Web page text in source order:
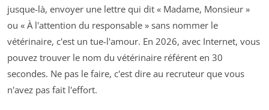
jusque-là, envoyer une lettre qui dit « Madame, Monsieur »
ou « À l'attention du responsable » sans nommer le
vétérinaire, c'est un tue-l'amour. En 2026, avec Internet, vous
pouvez trouver le nom du vétérinaire référent en 30
secondes. Ne pas le faire, c'est dire au recruteur que vous
n'avez pas fait l'effort.